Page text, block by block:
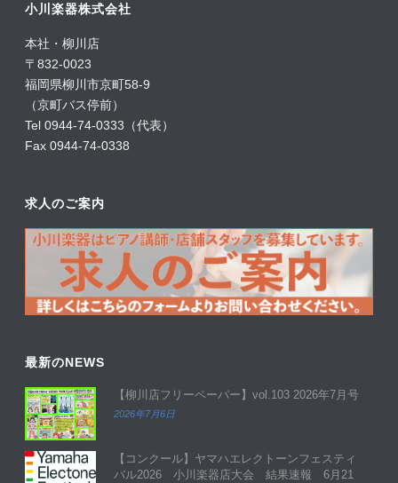
小川楽器株式会社
本社・柳川店
〒832-0023
福岡県柳川市京町58-9
（京町バス停前）
Tel 0944-74-0333（代表）
Fax 0944-74-0338
求人のご案内
最新のNEWS
【柳川店フリーペーパー】vol.103 2026年7月号
2026年7月6日
【コンクール】ヤマハエレクトーンフェスティ
バル2026 小川楽器店大会 結果速報 6月21